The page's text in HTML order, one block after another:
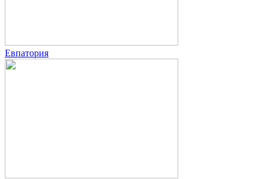
Евпатория